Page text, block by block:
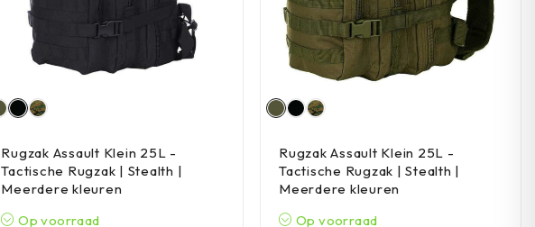
Rugzak Assault Klein 25L -
Tactische Rugzak | Stealth |
Meerdere kleuren
Op voorraad
Rugzak Assault Klein 25L -
Tactische Rugzak | Stealth |
Meerdere kleuren
Op voorraad